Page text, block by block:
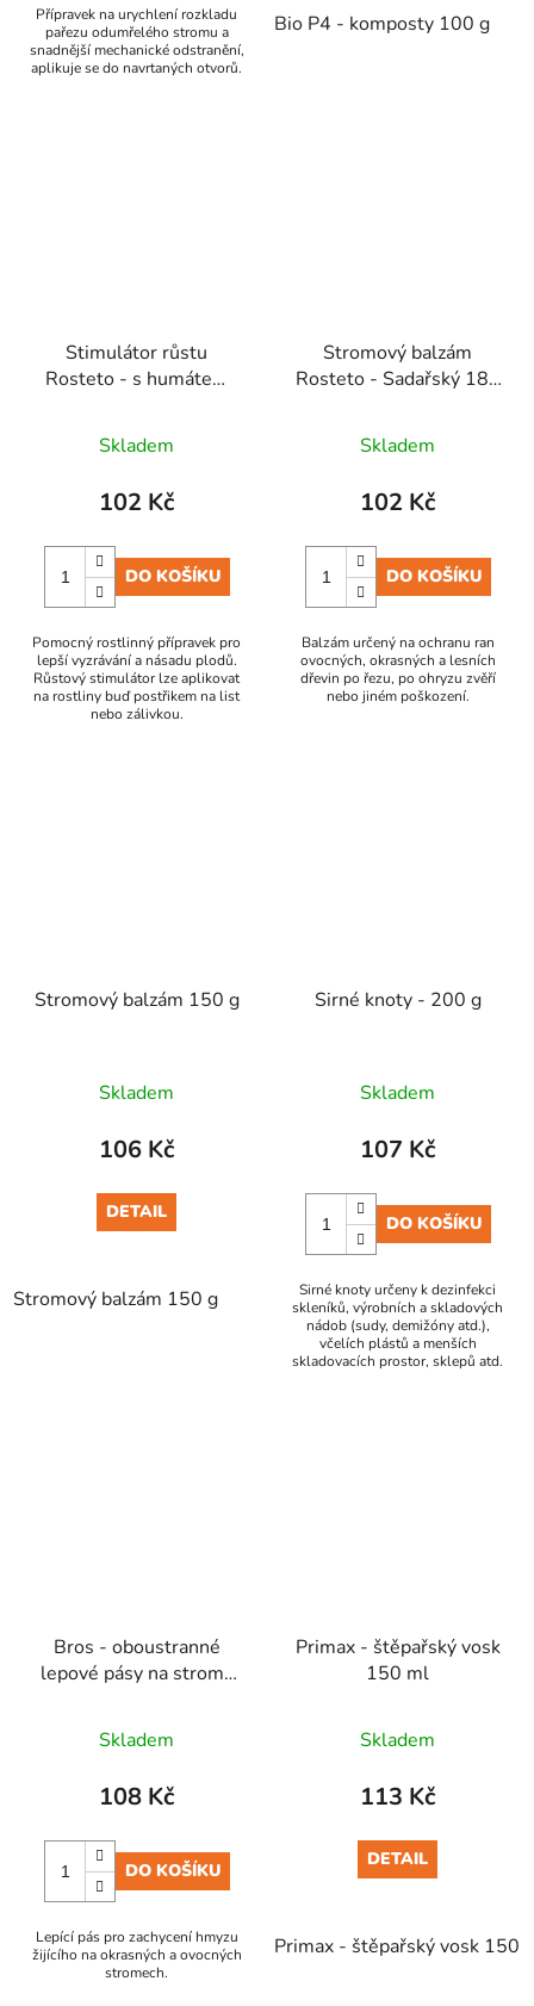
Přípravek na urychlení rozkladu
pařezu odumřelého stromu a
snadnější mechanické odstranění,
aplikuje se do navrtaných otvorů.
Bio P4 - komposty 100 g
Stimulátor růstu
Rosteto - s humátem
Skladem
102 Kč
DO KOŠÍKU
Pomocný rostlinný přípravek pro
lepší vyzrávání a násadu plodů.
Růstový stimulátor lze aplikovat
na rostliny buď postřikem na list
nebo zálivkou.
Stromový balzám
Rosteto - Sadařský 180
Skladem
102 Kč
DO KOŠÍKU
Balzám určený na ochranu ran
ovocných, okrasných a lesních
dřevin po řezu, po ohryzu zvěří
nebo jiném poškození.
Stromový balzám 150 g
Skladem
106 Kč
DETAIL
Stromový balzám 150 g
Sirné knoty - 200 g
Skladem
107 Kč
DO KOŠÍKU
Sirné knoty určeny k dezinfekci
skleníků, výrobních a skladových
nádob (sudy, demižóny atd.),
včelích plástů a menších
skladovacích prostor, sklepů atd.
Bros - oboustranné
lepové pásy na stromy
Skladem
108 Kč
DO KOŠÍKU
Lepící pás pro zachycení hmyzu
žijícího na okrasných a ovocných
stromech.
Primax - štěpařský vosk
150 ml
Skladem
113 Kč
DETAIL
Primax - štěpařský vosk 150